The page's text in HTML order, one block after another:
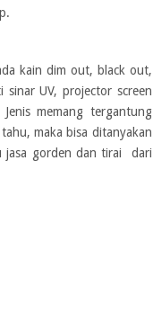
kain dim out, black out,
UV, projector screen
memang tergantung
maka bisa ditanyakan
jasa gorden dan tirai dari